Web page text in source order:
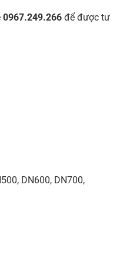
0967.249.266 để được tư
DN600, DN700,